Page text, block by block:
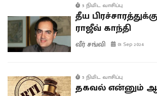
5 நிமிட வாசிப்பு
தீய
ராஜீவ் காந்தி
வீர் சங்வி 01 Sep 2024
5 நிமிட வாசிப்பு
தகவல் என்னும்